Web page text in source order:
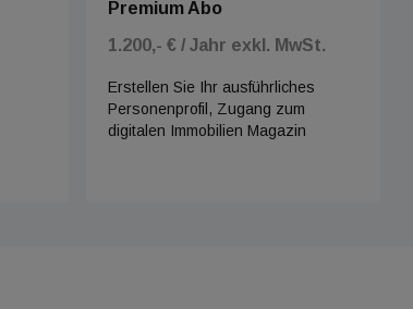
Premium Abo
1.200,- € / Jahr exkl. MwSt.
Erstellen Sie Ihr ausführliches
Personenprofil, Zugang zum
digitalen Immobilien Magazin